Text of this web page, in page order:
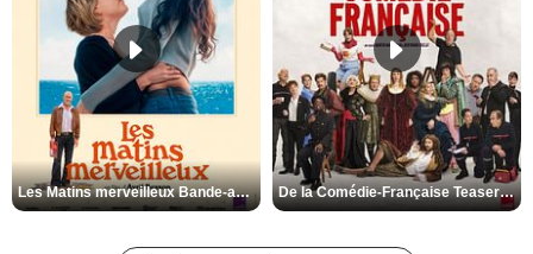
Les Matins merveilleux Bande-annonce VF De la Comédie-Française Teaser VF